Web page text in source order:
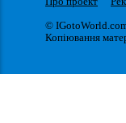
©
Копіювання